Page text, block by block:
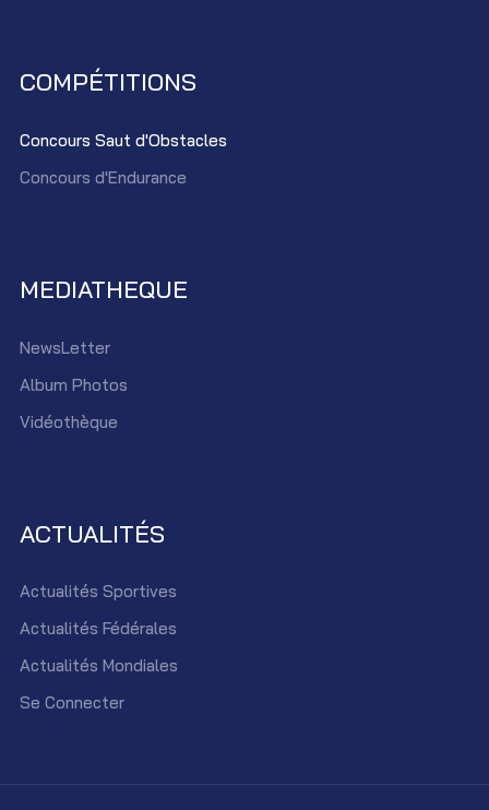
COMPÉTITIONS
Concours Saut d'Obstacles
Concours d'Endurance
MEDIATHEQUE
NewsLetter
Album Photos
Vidéothèque
ACTUALITÉS
Actualités Sportives
Actualités Fédérales
Actualités Mondiales
Se Connecter